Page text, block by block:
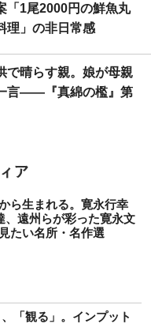
「1尾2000円の鮮魚丸
理」の非日常感
で晴らす親。娘が母親
言――『真綿の檻』第
ら生まれる。寛永行幸
、遠州らが彩った寛永文
たい名所・名作選
「観る」。インプット